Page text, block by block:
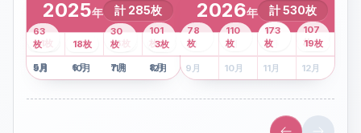
2025年 計 285枚
1月
2枚 2月 3月 4月
8枚
5月
41 枚
6月
13枚
7月
6枚
8月
101
枚
9月
63
枚
10月
18枚
11月
30
枚
12月
3枚
2026年 計530枚
1月 2月 3月
43
枚
4月
107
枚
5 月
78
枚
6月
110
枚
7月
173
枚
8月
19枚
9 月 10月 11月 12月